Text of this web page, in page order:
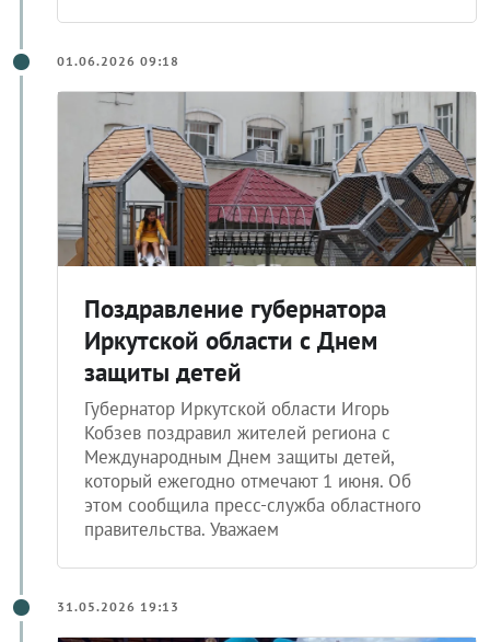
01.06.2026 09:18
Поздравление губернатора
Иркутской области с Днем
защиты детей
Губернатор Иркутской области Игорь
Кобзев поздравил жителей региона с
Международным Днем защиты детей,
который ежегодно отмечают 1 июня. Об
этом сообщила пресс-служба областного
правительства. Уважаем
31.05.2026 19:13